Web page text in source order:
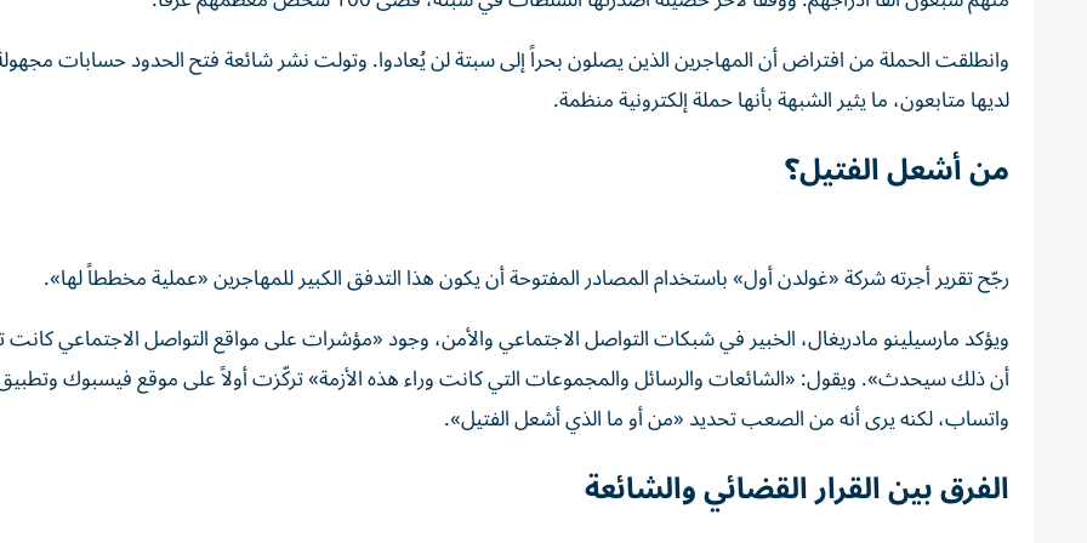
وانطلقت الحملة من افتراض أن المهاجرين الذين يصلون بحراً إلى سبتة لن يُعادوا. وتولت نشر شائعة فتح الحدود حسابات
لديها متابعون، ما يثير الشبهة بأنها حملة إلكترونية منظمة.
من أشعل الفتيل؟
رجّح تقرير أجرته شركة «غولدن أول» باستخدام المصادر المفتوحة أن يكون هذا التدفق الكبير للمهاجرين «عملية مخططاً لها».
ويؤكد مارسيلينو مادريغال، الخبير في شبكات التواصل الاجتماعي والأمن، وجود «مؤشرات على مواقع التواصل الاجتماعي
أن ذلك سيحدث». ويقول: «الشائعات والرسائل والمجموعات التي كانت وراء هذه الأزمة» تركّزت أولاً على موقع فيسبوك
واتساب، لكنه يرى أنه من الصعب تحديد «من أو ما الذي أشعل الفتيل».
الفرق بين القرار القضائي والشائعة